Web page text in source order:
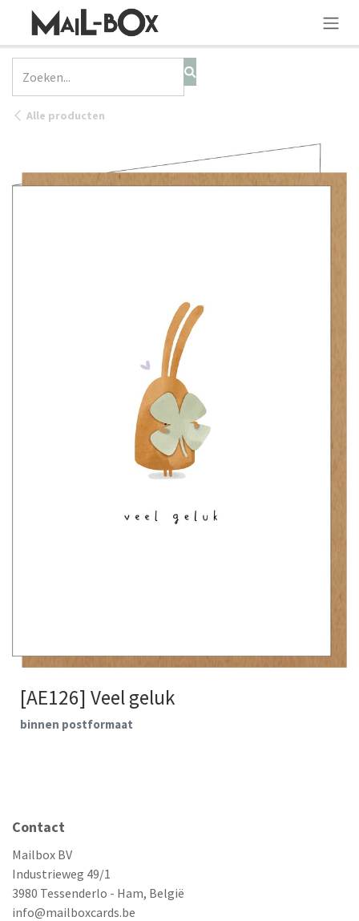
OVERSLAAN NAAR INHOUD
Alle producten
[AE126] Veel geluk
binnen postformaat
Contact
Mailbox BV
Industrieweg 49/1
3980 Tessenderlo - Ham, België
info@mailboxcards.be